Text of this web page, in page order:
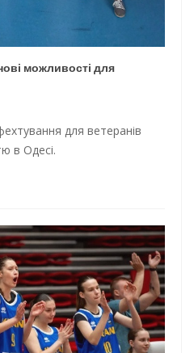
можливості для
для ветеранів
в Одесі.